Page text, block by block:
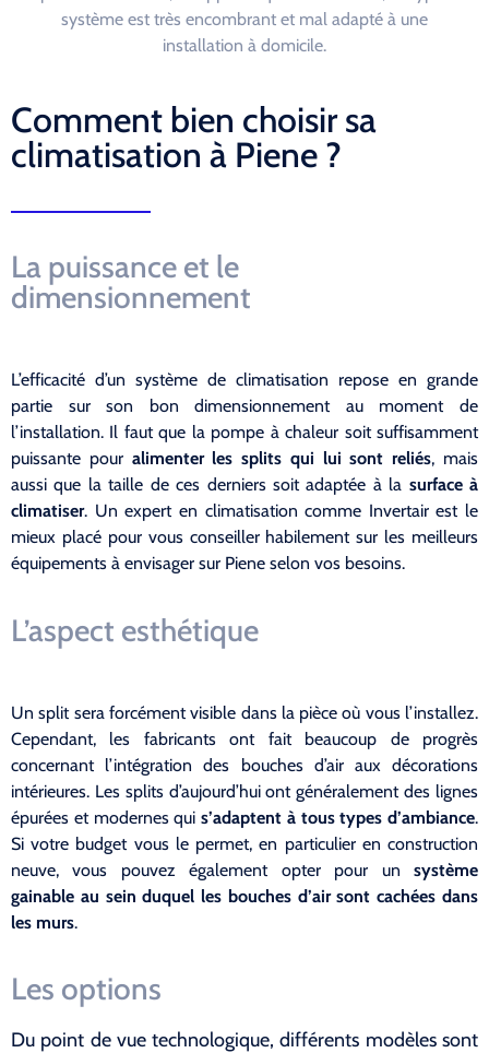
système est très encombrant et mal adapté à une
installation à domicile.
Comment bien choisir sa
climatisation à Piene ?
La puissance et le
dimensionnement
L’efficacité d’un système de climatisation repose en grande
partie sur son bon dimensionnement au moment de
l’installation. Il faut que la pompe à chaleur soit suffisamment
puissante pour alimenter les splits qui lui sont reliés, mais
aussi que la taille de ces derniers soit adaptée à la surface à
climatiser. Un expert en climatisation comme Invertair est le
mieux placé pour vous conseiller habilement sur les meilleurs
équipements à envisager sur Piene selon vos besoins.
L’aspect esthétique
Un split sera forcément visible dans la pièce où vous l’installez.
Cependant, les fabricants ont fait beaucoup de progrès
concernant l’intégration des bouches d’air aux décorations
intérieures. Les splits d’aujourd’hui ont généralement des lignes
épurées et modernes qui s’adaptent à tous types d’ambiance.
Si votre budget vous le permet, en particulier en construction
neuve, vous pouvez également opter pour un système
gainable au sein duquel les bouches d’air sont cachées dans
les murs.
Les options
Du point de vue technologique, différents modèles sont